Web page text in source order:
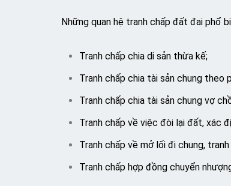
Những quan hệ tranh chấp đất đai phổ
Tranh chấp chia di sản thừa kế;
Tranh chấp chia tài sản chung theo
Tranh chấp chia tài sản chung vợ
Tranh chấp về việc đòi lại đất, xác
Tranh chấp về mở lối đi chung,
Tranh chấp hợp đồng chuyển